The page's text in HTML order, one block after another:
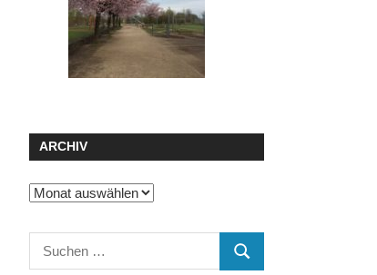
ARCHIV
Archiv
Suchen
nach:
SUCHEN